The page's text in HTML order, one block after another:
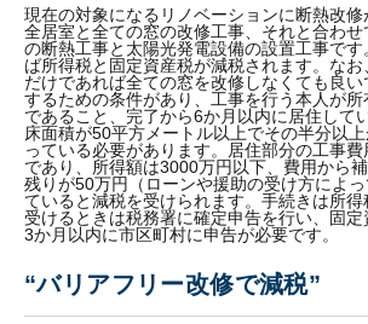
現在の対象になるリノベーションに断熱改
全居室と全ての窓の改修工事、それと合わ
の断熱工事と太陽光発電設備の設置工事で
ば所得税と固定資産税が減税されます。な
だけであれば全ての窓を改修しなくても良
するための条件があり、工事を行う本人が
であること、完了から6か月以内に居住して
床面積が50平方メートル以上でその半分以
っている必要があります。居住部分の工事
であり、所得額は3000万円以下、費用から
残りが50万円（ローンや援助の受け方によ
ていると減税を受けられます。手続きは所
受けるときは税務署に確定申告を行い、固
3か月以内に市区町村に申告が必要です。
“バリアフリー改修で減税”